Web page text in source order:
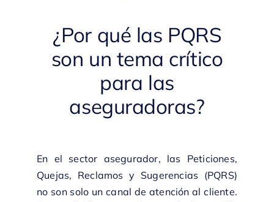
¿Por qué las PQRS
son un tema crítico
para las
aseguradoras?
En el sector asegurador, las Peticiones,
Quejas, Reclamos y Sugerencias (PQRS)
no son solo un canal de atención al cliente.